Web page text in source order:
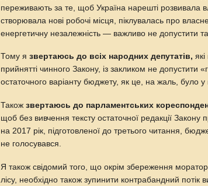
переживають за те, щоб Україна нарешті розвивала
створювала нові робочі місця, піклувалась про
енергетичну незалежність — важливо не допустити
Тому язвертаюсь до всіх народних депутатів,
прийнятті чинного Закону, із закликом не допустити
остаточного варіанту бюджету, як це, на жаль, було у
Такожзвертаюсь до парламентських
щоб без вивчення тексту остаточної редакції
на 2017 рік, підготовленої до третього читання,
не голосувався.
Я також свідомий того, що окрім збереження
лісу, необхідно також зупинити контрабандний потік